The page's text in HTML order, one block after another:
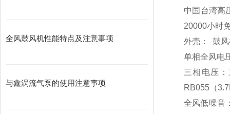
全风鼓风机性能特点及注意事项
与鑫涡流气泵的使用注意事项
中国台湾高
20000小时
外壳： 鼓
单相全风电
三相电压：
RB055（
全风低噪音